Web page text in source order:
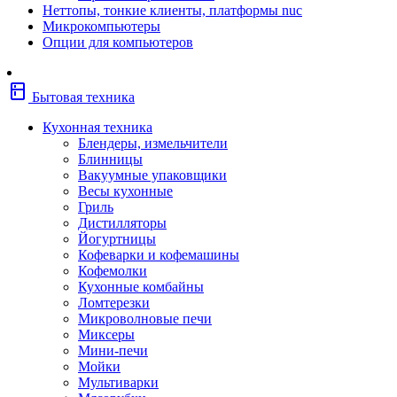
Фены
Щипцы
Электробритвы
Сушильные машины
Морозильные камеры
Плиты
Посудомоечные машины
Водонагреватели
Бойлеры
Встраиваемая техника
Варочные поверхности электрические
Духовые шкафы электрические
Неттопы, тонкие клиенты, платформы nuc
Микрокомпьютеры
Опции для компьютеров
kitchen Бытовая техника
Кухонная техника
Блендеры, измельчители
Блинницы
Вакуумные упаковщики
Весы кухонные
Гриль
Дистилляторы
Йогуртницы
Кофеварки и кофемашины
Кофемолки
Кухонные комбайны
Ломтерезки
Микроволновые печи
Миксеры
Мини-печи
Мойки
Мультиварки